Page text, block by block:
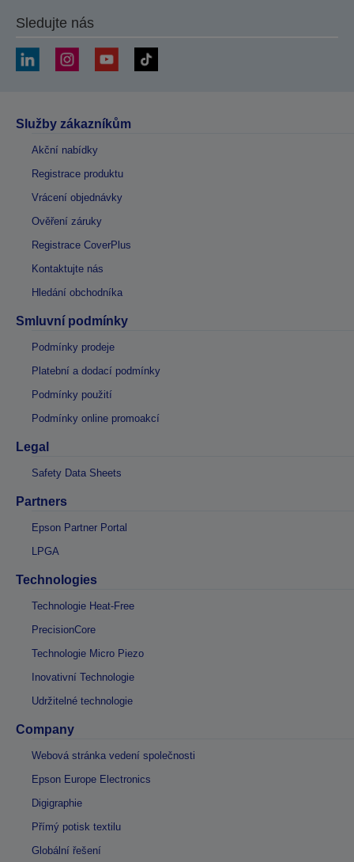
Sledujte nás
Služby zákazníkům
Akční nabídky
Registrace produktu
Vrácení objednávky
Ověření záruky
Registrace CoverPlus
Kontaktujte nás
Hledání obchodníka
Smluvní podmínky
Podmínky prodeje
Platební a dodací podmínky
Podmínky použití
Podmínky online promoakcí
Legal
Safety Data Sheets
Partners
Epson Partner Portal
LPGA
Technologies
Technologie Heat-Free
PrecisionCore
Technologie Micro Piezo
Inovativní Technologie
Udržitelné technologie
Company
Webová stránka vedení společnosti
Epson Europe Electronics
Digigraphie
Přímý potisk textilu
Globální řešení